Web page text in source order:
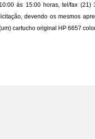
10:00 às 15:00 horas, tel/fax
licitação, devendo os mesmos
cartucho original HP 6657